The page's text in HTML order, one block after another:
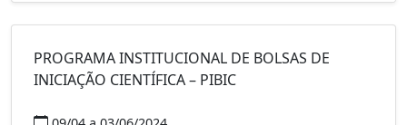
PROGRAMA INSTITUCIONAL DE BOLSAS DE
INICIAÇÃO CIENTÍFICA – PIBIC